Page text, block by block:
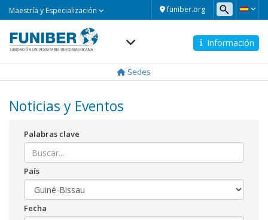
funiber.org
Maestría y Especialización
Información
Sedes
Noticias y Eventos
Palabras clave
País
Fecha